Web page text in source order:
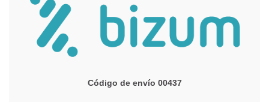
Código de envío 00437